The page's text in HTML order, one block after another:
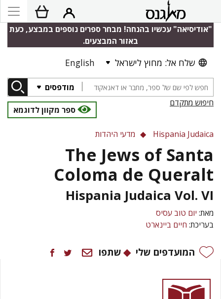
"אודיסיאה" עכשיו בהנחה! מבחר ספרים נוספים במבצע, כעת
באזור המבצעים.
שלח אל: מחוץ לישראל English
מודפסים
חיפוש מתקדם
ספר מקוון לדוגמא
Hispania Judaica מדעי היהדות
The Jews of Santa
Coloma de Queralt
Hispania Judaica Vol. VI
מאת: יום טוב עסיס
בעריכת: חיים ביינארט
המועדפים שלי שתפו